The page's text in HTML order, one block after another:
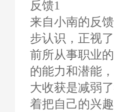
反馈1
来自小南的反
步认识，正视
前所从事职业
的能力和潜能
大收获是减弱
着把自己的兴